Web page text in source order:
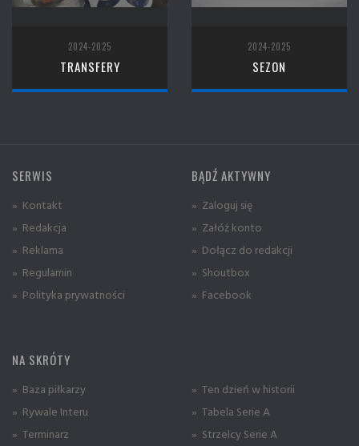
2024-2025
TRANSFERY
2024-2025
SEZON
SERWIS
» Kontakt
» Redakcja
» Reklama
» Regulamin
» Polityka prywatności
BĄDŹ AKTYWNY
» Zaloguj się
» Załóż konto
» Dołącz do redakcji
» Shoutbox
» Facebook
NA SKRÓTY
» Baza piłkarzy
» Rywale Interu
» Terminarz
» Ten dzień w historii
» Tabela Serie A
» Strzelcy Serie A